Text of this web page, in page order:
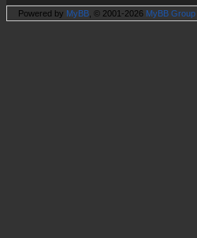
Powered by MyBB , © 2001-2026 MyBB Group